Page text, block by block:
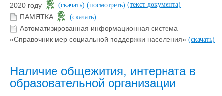
2020 году
(скачать) (посмотреть) (текст документа)
ПАМЯТКА (скачать)
Автоматизированная информационная система
«Справочник мер социальной поддержки населения» (скачать)
Наличие общежития, интерната в
образовательной организации